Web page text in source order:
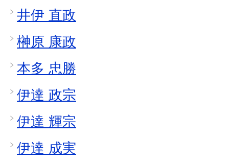
井伊 直政
榊原 康政
本多 忠勝
伊達 政宗
伊達 輝宗
伊達 成実